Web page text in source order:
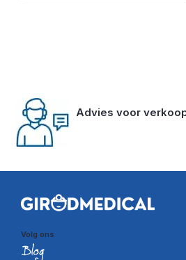
Advies voor
Volg ons